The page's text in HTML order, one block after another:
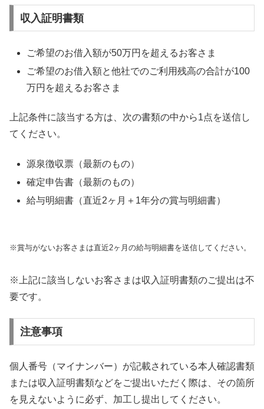
収入証明書類
ご希望のお借入額が50万円を超えるお客さま
ご希望のお借入額と他社でのご利用残高の合計が100
万円を超えるお客さま
上記条件に該当する方は、次の書類の中から1点を送信し
てください。
源泉徴収票（最新のもの）
確定申告書（最新のもの）
給与明細書（直近2ヶ月＋1年分の賞与明細書）
※賞与がないお客さまは直近2ヶ月の給与明細書を送信してください。
※上記に該当しないお客さまは収入証明書類のご提出は不
要です。
注意事項
個人番号（マイナンバー）が記載されている本人確認書類
または収入証明書類などをご提出いただく際は、その箇所
を見えないように必ず、加工し提出してください。